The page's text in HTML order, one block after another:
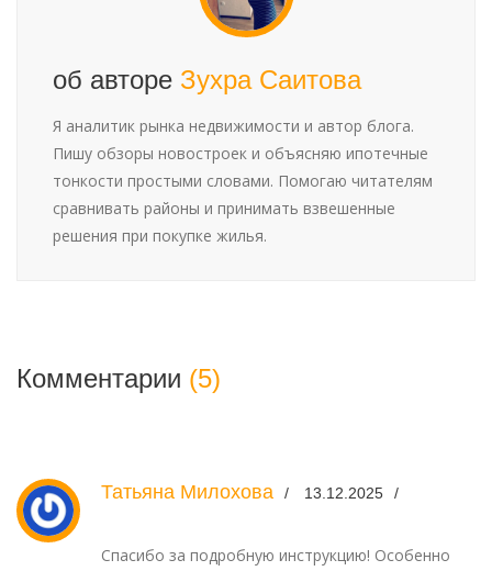
об авторе Зухра Саитова
Я аналитик рынка недвижимости и автор блога.
Пишу обзоры новостроек и объясняю ипотечные
тонкости простыми словами. Помогаю читателям
сравнивать районы и принимать взвешенные
решения при покупке жилья.
Комментарии (5)
Татьяна Милохова 13.12.2025
Спасибо за подробную инструкцию! Особенно